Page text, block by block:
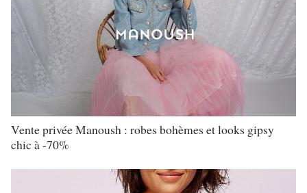
Vente privée Manoush : robes bohèmes et looks gipsy
chic à -70%